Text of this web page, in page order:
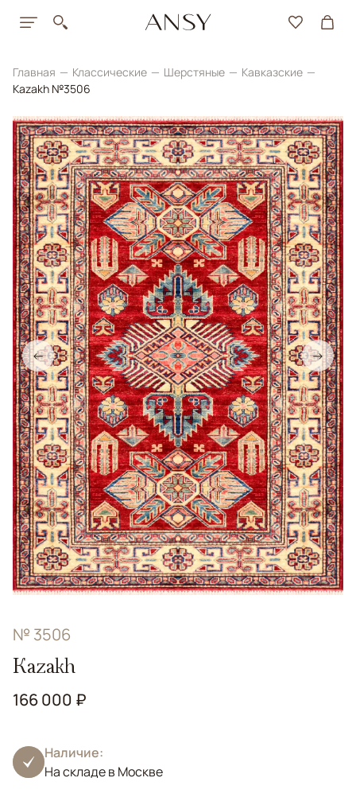
Главная Классические Шерстяные
Кавказские
Kazakh №3506
← →
№ 3506
Kazakh
166 000 ₽
Наличие:
На складе в Москве